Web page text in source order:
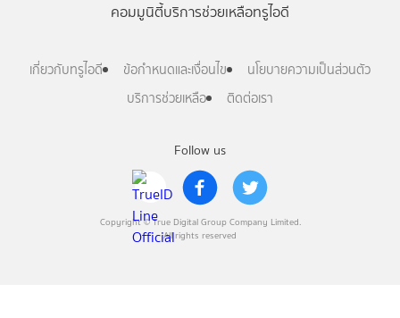
Follow us
Copyright © True Digital Group Company Limited.
All rights reserved
คอมมูนิตี้บริการช่วยเหลือทรูไอดี
เกี่ยวกับทรูไอดี ข้อกำหนดและเงื่อนไข
นโยบายความเป็นส่วนตัว
บริการช่วยเหลือ
ติดต่อเรา